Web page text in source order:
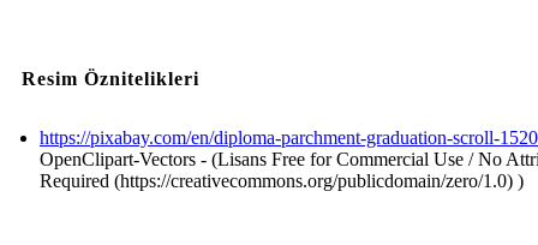
Resim Öznitelikleri
https://pixabay.com/en/diploma-parchment-graduation-scroll-
OpenClipart-Vectors - (Lisans Free for Commercial Use / No
Required (https://creativecommons.org/publicdomain/zero/1.0) )